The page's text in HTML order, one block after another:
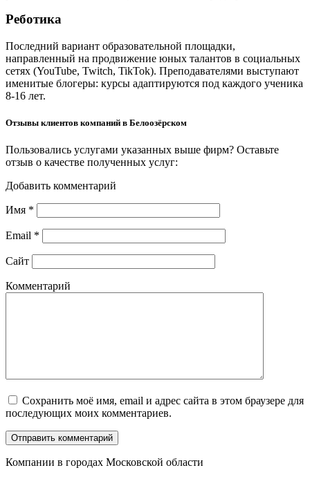
Реботика
Последний вариант образовательной площадки,
направленный на продвижение юных талантов в социальных
сетях (YouTube, Twitch, TikTok). Преподавателями выступают
именитые блогеры: курсы адаптируются под каждого ученика
8-16 лет.
Отзывы клиентов компаний в Белоозёрском
Пользовались услугами указанных выше фирм? Оставьте
отзыв о качестве полученных услуг:
Добавить комментарий
Имя *
Email *
Сайт
Комментарий
Сохранить моё имя, email и адрес сайта в этом браузере для
последующих моих комментариев.
Компании в городах Московской области